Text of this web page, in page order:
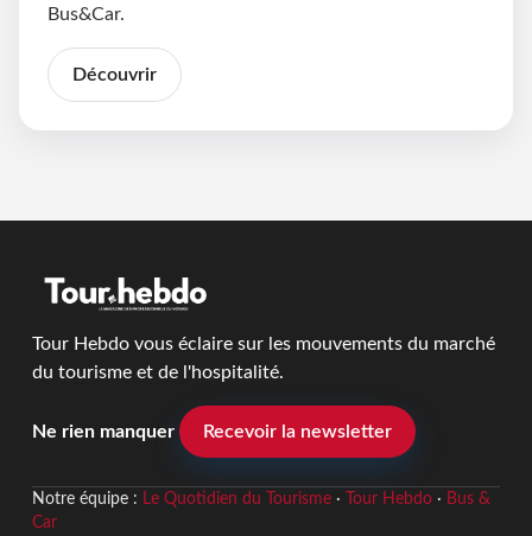
Bus&Car.
Découvrir
Tour Hebdo vous éclaire sur les mouvements du marché
du tourisme et de l'hospitalité.
Ne rien manquer Recevoir la newsletter
Notre équipe : Le Quotidien du Tourisme· Tour Hebdo· Bus &
Car